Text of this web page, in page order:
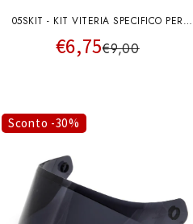
05SKIT - KIT VITERIA SPECIFICO PER
SMART BAR S900A
€6,75€9,00
Sconto -30%